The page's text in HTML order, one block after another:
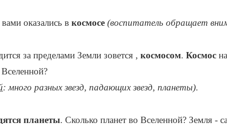
оказались в космосе (воспитатель обращает
за пределами Земли зовется , космосом. Космос
: много разных звезд, падающих звезд, планеты).
планеты. Сколько планет во Вселенной? Земля -